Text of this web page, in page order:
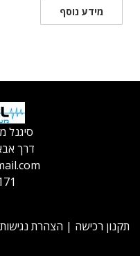
מידע נוסף
סיגנל
דרך אבא
תקנון רכישה | הצהרת נגישות